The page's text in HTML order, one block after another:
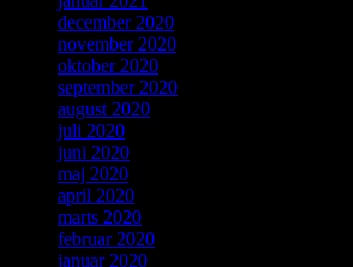
december 2020
november 2020
oktober 2020
september 2020
august 2020
juli 2020
juni 2020
maj 2020
april 2020
marts 2020
februar 2020
januar 2020